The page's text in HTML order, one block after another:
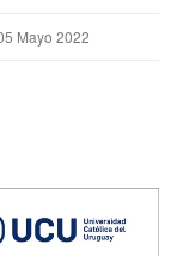
Mayo 2022